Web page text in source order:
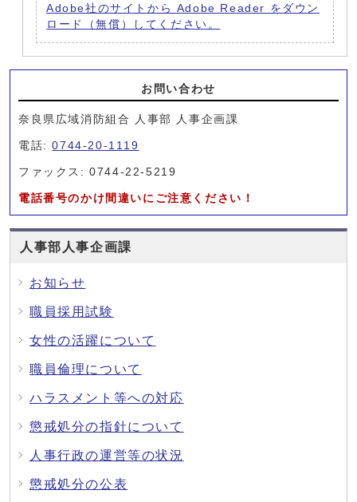
Adobe社のサイトから Adobe Reader をダウン
ロード（無償）してください。
お問い合わせ
奈良県広域消防組合 人事部 人事企画課
電話:0744-20-1119
ファックス: 0744-22-5219
電話番号のかけ間違いにご注意ください！
人事部人事企画課
お知らせ
職員採用試験
女性の活躍について
職員倫理について
ハラスメント等への対応
懲戒処分の指針について
人事行政の運営等の状況
懲戒処分の公表